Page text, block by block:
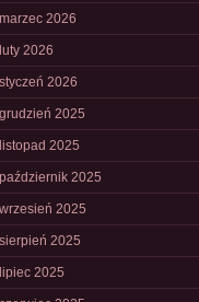
marzec 2026
luty 2026
styczeń 2026
grudzień 2025
listopad 2025
październik 2025
wrzesień 2025
sierpień 2025
lipiec 2025